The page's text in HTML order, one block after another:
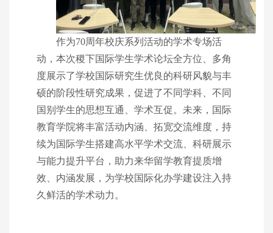
作为70周年校庆系列活动的学术专场活
动，本次稷下国际学生学术论坛全方位、多角
度展示了学校国际研究生优良的科研风貌与丰
硕的阶段性研究成果，促进了不同学科、不同
国别学生的思想互通、学术互促。未来，国际
教育学院将丰富活动内涵、拓宽交流维度，持
续为国际学生搭建高水平学术交流、科研展示
与能力提升平台，助力来华留学教育提质增
效、内涵发展，为学校国际化办学建设注入持
久鲜活的学术动力。